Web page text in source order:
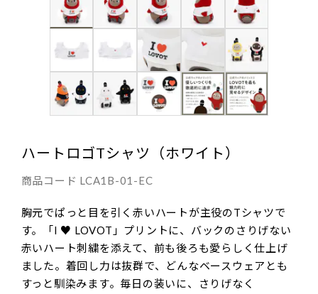
ハートロゴTシャツ（ホワイト）
商品コード LCA1B-01-EC
胸元でぱっと目を引く赤いハートが主役のTシャツで
す。「I ♥ LOVOT」プリントに、バックのさりげない
赤いハート刺繍を添えて、前も後ろも愛らしく仕上げ
ました。着回し力は抜群で、どんなベースウェアとも
すっと馴染みます。毎日の装いに、さりげなく